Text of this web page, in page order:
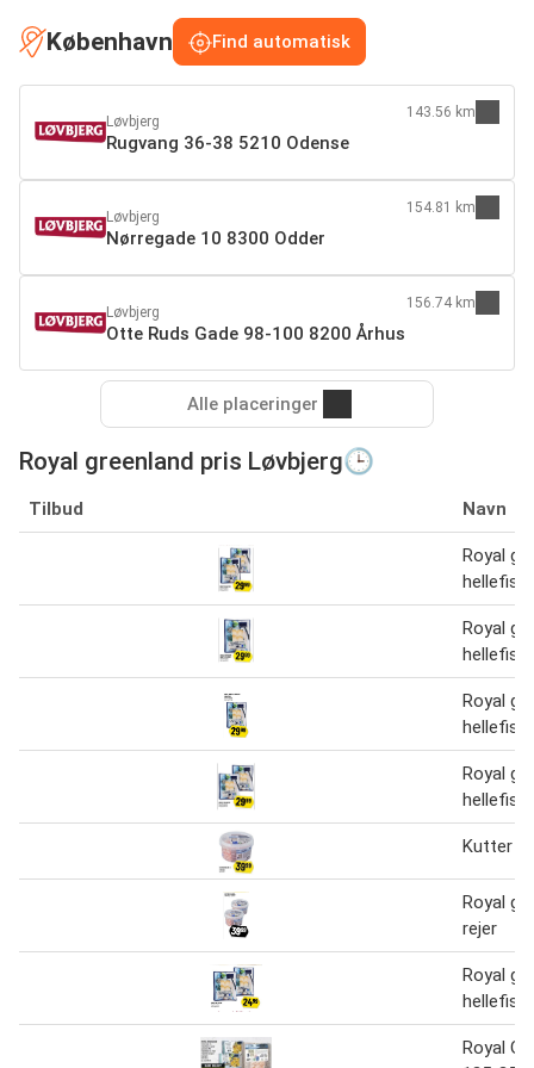
København Find automatisk
Løvbjerg
Rugvang 36-38 5210 Odense
143.56 km
Løvbjerg
Nørregade 10 8300 Odder
154.81 km
Løvbjerg
Otte Ruds Gade 98-100 8200 Århus
156.74 km
Alle placeringer
Royal greenland pris Løvbjerg🕒
Tilbud Navn
Royal
hellefisk
Royal
hellefisk
Royal
hellefisk
Royal
hellefisk
Kutter
Royal
rejer
Royal
hellefisk
Royal